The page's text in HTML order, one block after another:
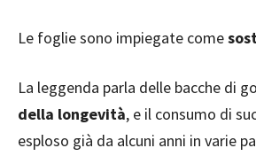
Le foglie sono impiegate come
La leggenda parla delle bacche di
della longevità, e il consumo di
esploso già da alcuni anni in varie